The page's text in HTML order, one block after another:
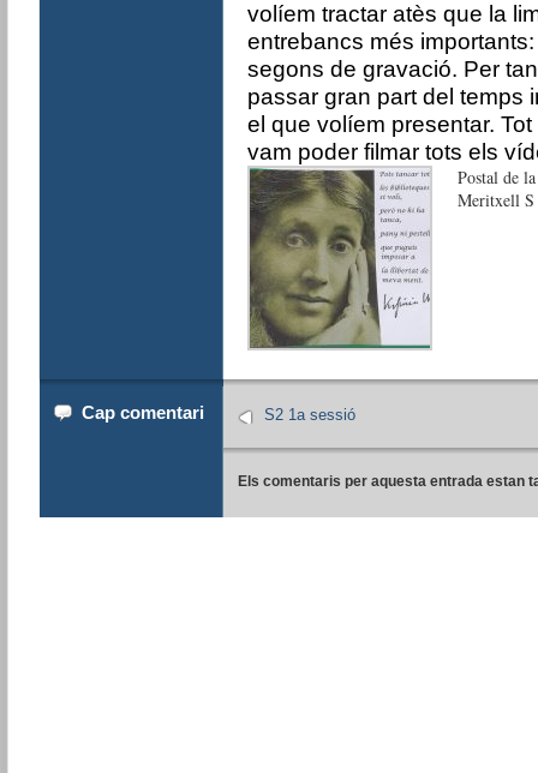
volíem tractar atès que la
entrebancs més
segons de gravació. Per
passar gran part del temps
el que volíem presentar.
vam poder filmar tots els
Postal de la
Meritxell S
Cap comentari S2 1a sessió
Els comentaris per aquesta entrada estan